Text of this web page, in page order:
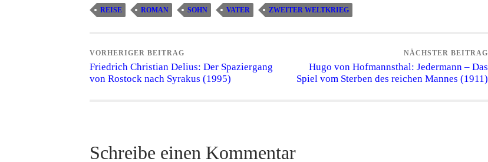
REISE ROMAN SOHN VATER ZWEITER WELTKRIEG
VORHERIGER BEITRAG
Friedrich Christian Delius: Der Spaziergang
von Rostock nach Syrakus (1995)
NÄCHSTER BEITRAG
Hugo von Hofmannsthal: Jedermann – Das
Spiel vom Sterben des reichen Mannes (1911)
Schreibe einen Kommentar